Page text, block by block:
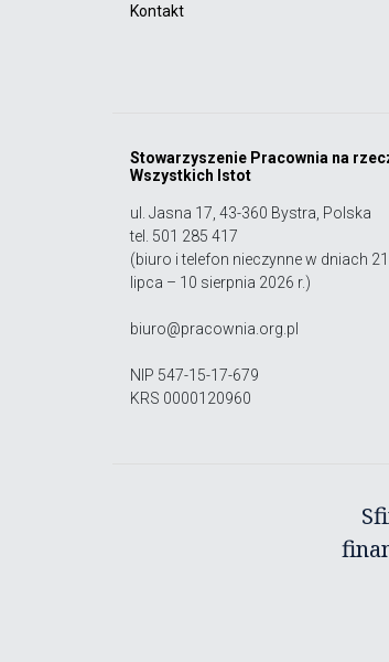
Kontakt
Stowarzyszenie Pracownia na
Wszystkich Istot
ul. Jasna 17, 43-360 Bystra, Polska
tel. 501 285 417
(biuro i telefon nieczynne w dniach 21
lipca – 10 sierpnia 2026 r.)
biuro@pracownia.org.pl
NIP 547-15-17-679
KRS 0000120960